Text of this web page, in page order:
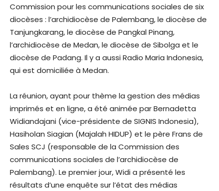
Commission pour les communications sociales de six
diocèses : l’archidiocèse de Palembang, le diocèse de
Tanjungkarang, le diocèse de Pangkal Pinang,
l’archidiocèse de Medan, le diocèse de Sibolga et le
diocèse de Padang. Il y a aussi Radio Maria Indonesia,
qui est domiciliée à Medan.
La réunion, ayant pour thème la gestion des médias
imprimés et en ligne, a été animée par Bernadetta
Widiandajani (vice-présidente de SIGNIS Indonesia),
Hasiholan Siagian (Majalah HIDUP) et le père Frans de
Sales SCJ (responsable de la Commission des
communications sociales de l’archidiocèse de
Palembang). Le premier jour, Widi a présenté les
résultats d’une enquête sur l’état des médias